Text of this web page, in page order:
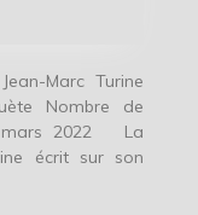
Marc Turine
Nombre de
mars 2022 La
écrit sur son